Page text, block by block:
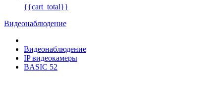
{{cart_total}}
Видеонаблюдение
Видеонаблюдение
IP видеокамеры
BASIC 52